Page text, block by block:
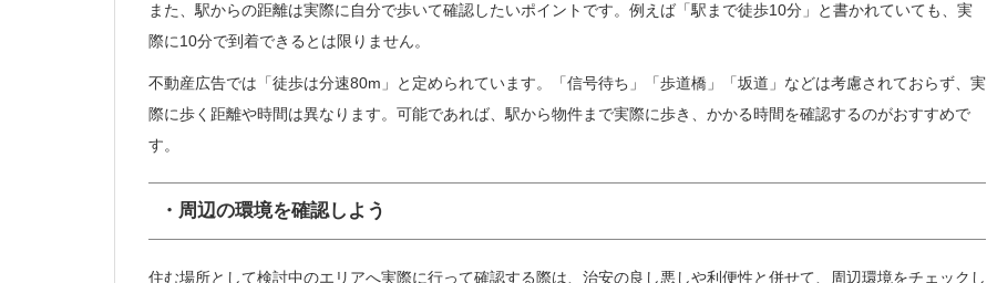
また、駅からの距離は実際に自分で歩いて確認したいポイントです。例えば「駅まで徒歩10分」と書かれていても、実
際に10分で到着できるとは限りません。
不動産広告では「徒歩は分速80m」と定められています。「信号待ち」「歩道橋」「坂道」などは考慮されておらず、実
際に歩く距離や時間は異なります。可能であれば、駅から物件まで実際に歩き、かかる時間を確認するのがおすすめで
す。
・周辺の環境を確認しよう
住む場所として検討中のエリアへ実際に行って確認する際は、治安の良し悪しや利便性と併せて、周辺環境をチェックし